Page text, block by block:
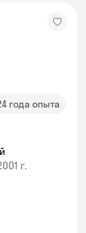
года опыта
г.